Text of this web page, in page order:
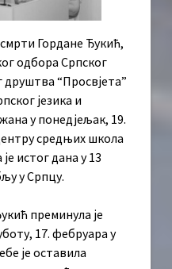
Гордане Ђукић,
одбора Српског
друштва “Просвјета”
језика и
у понедјељак, 19.
средњих школа
истог дана у 13
у Српцу.
преминула је
17. фебруара у
је оставила